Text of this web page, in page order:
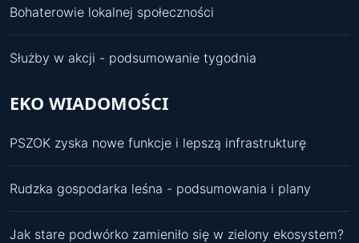
Bohaterowie lokalnej społeczności
Służby w akcji - podsumowanie tygodnia
EKO WIADOMOŚCI
PSZOK zyska nowe funkcje i lepszą infrastrukturę
Rudzka gospodarka leśna - podsumowania i plany
Jak stare podwórko zamieniło się w zielony ekosystem?